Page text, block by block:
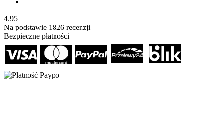
4.95
Na podstawie 1826 recenzji
Bezpieczne płatności